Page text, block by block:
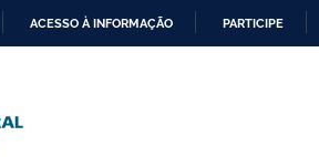
ACESSO À INFORMAÇÃO PARTICIPE